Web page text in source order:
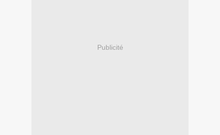
Publicité